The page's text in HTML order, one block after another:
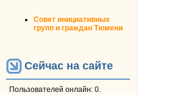
Совет инициативных
групп и граждан Тюмени
Сейчас на сайте
Пользователей онлайн: 0.